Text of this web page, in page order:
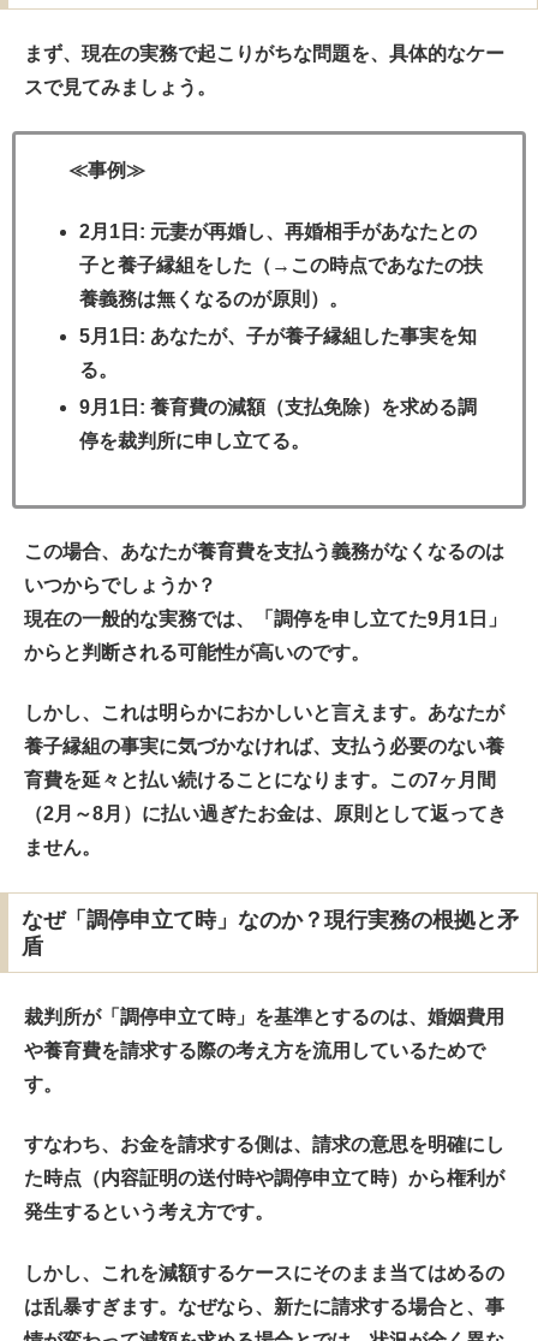
まず、現在の実務で起こりがちな問題を、具体的なケー
スで見てみましょう。
≪事例≫
2月1日 : 元妻が再婚し、再婚相手があなたとの
子と養子縁組をした（→この時点であなたの扶
養義務は無くなるのが原則）。
5月1日 : あなたが、子が養子縁組した事実を知
る。
9月1日 : 養育費の減額（支払免除）を求める調
停を裁判所に申し立てる。
この場合、あなたが養育費を支払う義務がなくなるのは
いつからでしょうか？
現在の一般的な実務では、
「調停を申し立てた9月1日」
からと判断される可能性が高いのです。
しかし、これは明らかにおかしいと言えます。あなたが
養子縁組の事実に気づかなければ、支払う必要のない養
育費を延々と払い続けることになります。この7ヶ月間
（2月～8月）に払い過ぎたお金は、原則として返ってき
ません。
なぜ「調停申立て時」なのか？現行実務の根拠と矛
盾
裁判所が「調停申立て時」を基準とするのは、婚姻費用
や養育費を請求する際の考え方を流用しているためで
す。
すなわち、お金を請求する側は、請求の意思を明確にし
た時点（内容証明の送付時や調停申立て時）から権利が
発生するという考え方です。
しかし、これを減額するケースにそのまま当てはめるの
は乱暴すぎます。なぜなら、新たに請求する場合と、事